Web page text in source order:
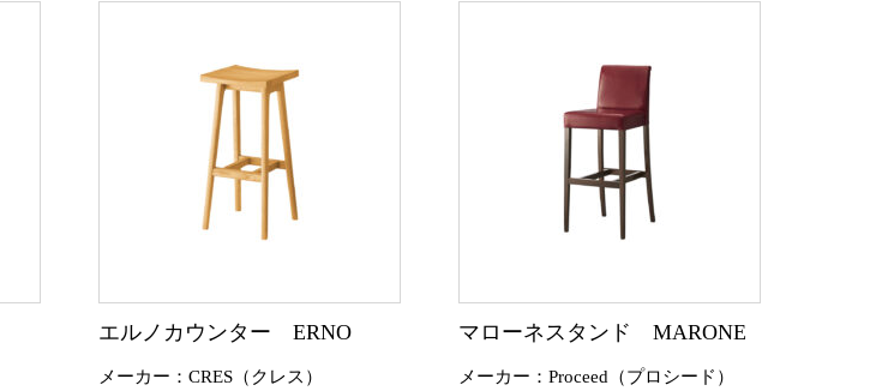
エルノカウンター ERNO
メーカー：CRES（クレス）
マローネスタンド MARONE
メーカー：Proceed（プロシード）